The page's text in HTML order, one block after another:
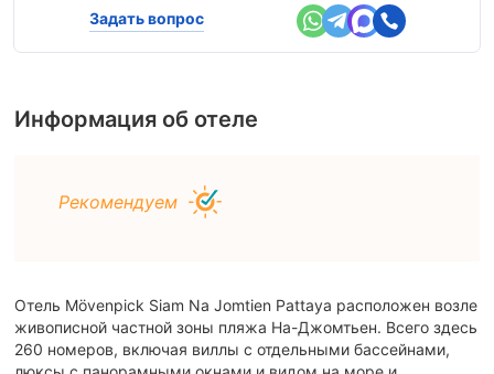
Задать вопрос
Информация об отеле
Рекомендуем
Отель Mövenpick Siam Na Jomtien Pattaya расположен возле
живописной частной зоны пляжа На-Джомтьен. Всего здесь
260 номеров, включая виллы с отдельными бассейнами,